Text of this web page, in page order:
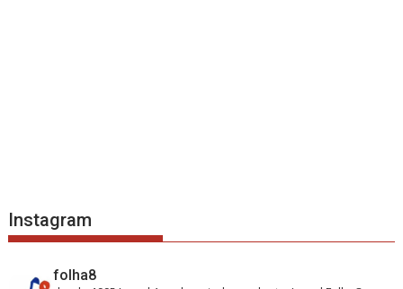
Instagram
folha8